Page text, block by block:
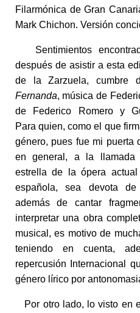
Filarmónica de Gran
Mark Chichon. Versión
Sentimientos
después de asistir a esta
de la Zarzuela, cumbre
Fernanda, música de
de Federico Romero y
Para quien, como el que
género, pues fue mi puerta
en general, a la llamada
estrella de la ópera actual
española, sea devota
además de cantar
interpretar una obra
musical, es motivo de
teniendo en cuenta,
repercusión Internacional
género lírico por
Por otro lado, lo visto en